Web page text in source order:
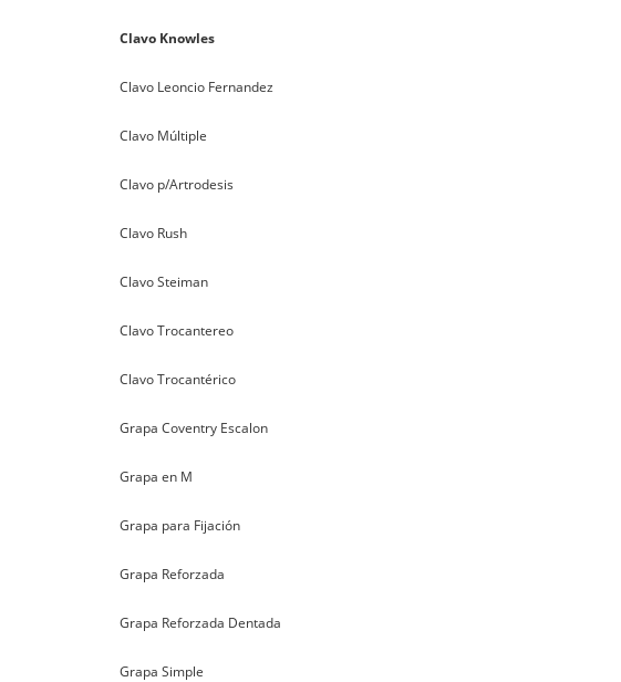
Clavo Knowles
Clavo Leoncio Fernandez
Clavo Múltiple
Clavo p/Artrodesis
Clavo Rush
Clavo Steiman
Clavo Trocantereo
Clavo Trocantérico
Grapa Coventry Escalon
Grapa en M
Grapa para Fijación
Grapa Reforzada
Grapa Reforzada Dentada
Grapa Simple